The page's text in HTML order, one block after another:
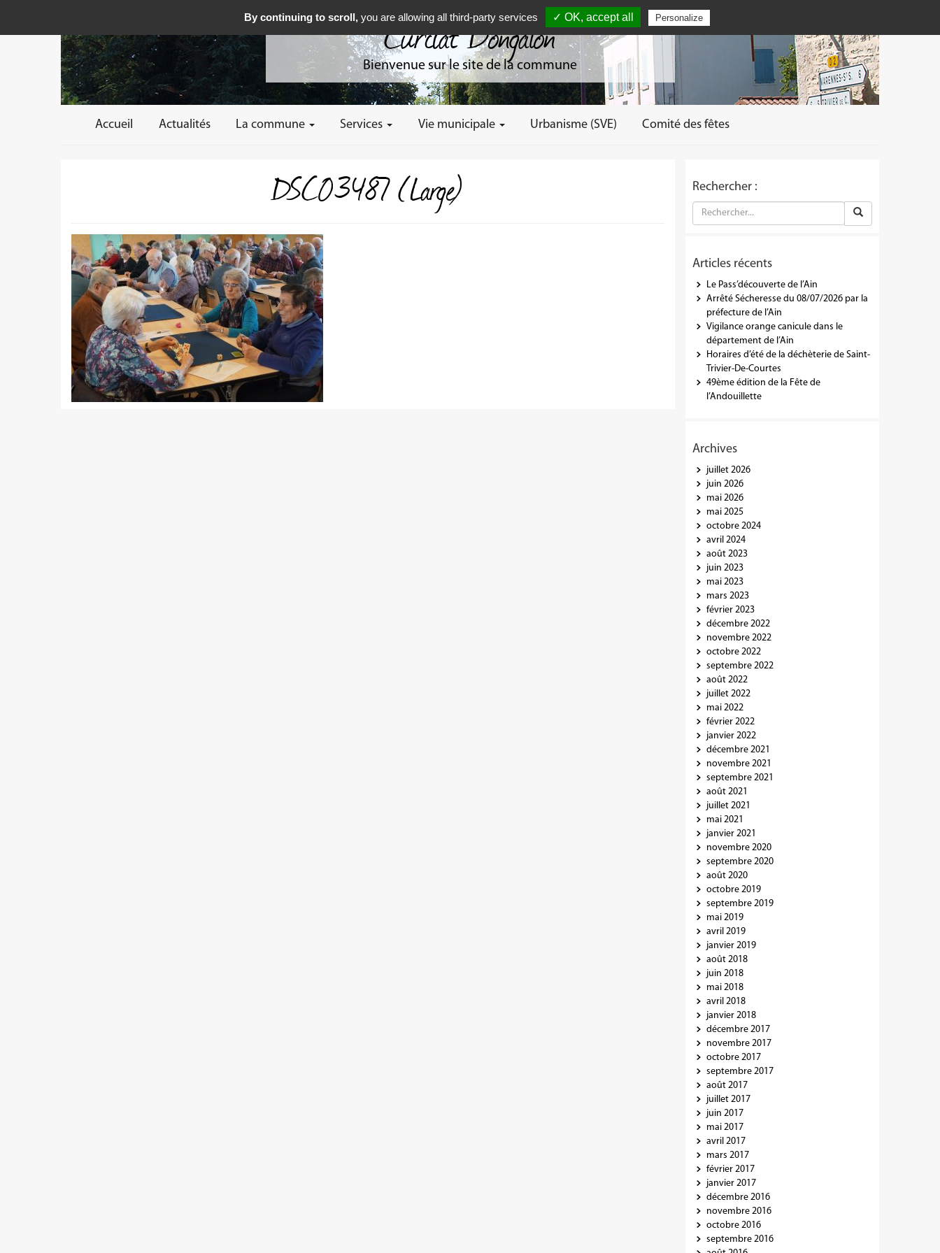
Curciat Dongalon
Bienvenue sur le site de la commune
Accueil Actualités La commune Services Vie municipale Urbanisme (SVE) Comité des fêtes
DSC03487 (Large) Rechercher :
Articles récents
Le Pass’découverte de l’Ain
Arrêté Sécheresse du 08/07/2026 par la
préfecture de l’Ain
Vigilance orange canicule dans le
département de l’Ain
Horaires d’été de la déchèterie de Saint-
Trivier-De-Courtes
49ème édition de la Fête de
l’Andouillette
Archives
juillet 2026
juin 2026
mai 2026
mai 2025
octobre 2024
avril 2024
août 2023
juin 2023
mai 2023
mars 2023
février 2023
décembre 2022
novembre 2022
octobre 2022
septembre 2022
août 2022
juillet 2022
mai 2022
février 2022
janvier 2022
décembre 2021
novembre 2021
septembre 2021
août 2021
juillet 2021
mai 2021
janvier 2021
novembre 2020
septembre 2020
août 2020
octobre 2019
septembre 2019
mai 2019
avril 2019
janvier 2019
août 2018
juin 2018
mai 2018
avril 2018
janvier 2018
décembre 2017
novembre 2017
octobre 2017
septembre 2017
août 2017
juillet 2017
juin 2017
mai 2017
avril 2017
mars 2017
février 2017
janvier 2017
décembre 2016
novembre 2016
octobre 2016
septembre 2016
By continuing to scroll, you are allowing all third-party services ✓ OK, accept all Personalize